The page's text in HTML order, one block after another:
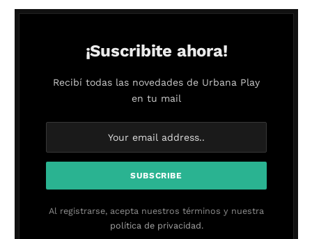
¡Suscribite ahora!
Recibí todas las novedades de Urbana Play
en tu mail
Al registrarse, acepta nuestros términos y nuestra
política de privacidad.